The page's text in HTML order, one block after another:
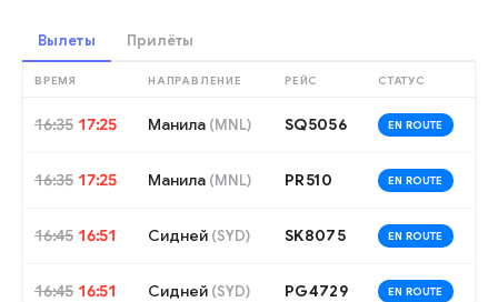
Вылеты Прилёты
ВРЕМЯ НАПРАВЛЕНИЕ РЕЙС СТАТУС
16:35 17:25 Манила (MNL) SQ5056 EN ROUTE
16:35 17:25 Манила (MNL) PR510 EN ROUTE
16:45 16:51 Сидней (SYD) SK8075 EN ROUTE
16:45 16:51 Сидней (SYD) PG4729 EN ROUTE